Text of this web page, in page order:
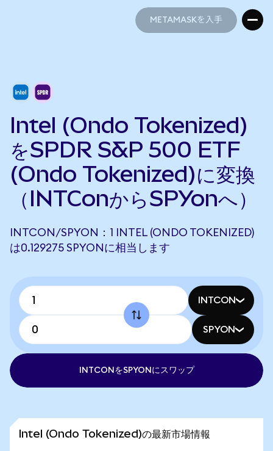
METAMASKを入手
Intel (Ondo Tokenized)
をSPDR S&P 500 ETF
(Ondo Tokenized)に変換
（INTConからSPYonへ）
INTCON/SPYON：1 INTEL (ONDO TOKENIZED)
は0.129275 SPYONに相当します
INTCON
SPYON
INTCONをSPYONにスワップ
Intel (Ondo Tokenized)の最新市場情報